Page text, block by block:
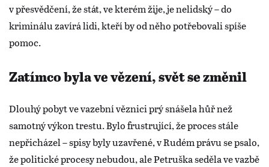
v přesvědčení, že stát, ve kterém žije, je nelidský – do
kriminálu zavírá lidi, kteří by od něho potřebovali spíše
pomoc.
Zatímco byla ve vězení, svět se změnil
Dlouhý pobyt ve vazební věznici prý snášela hůř než
samotný výkon trestu. Bylo frustrující, že proces stále
nepřicházel – spisy byly uzavřené, v Rudém právu se psalo,
že politické procesy nebudou, ale Petruška seděla ve vazbě